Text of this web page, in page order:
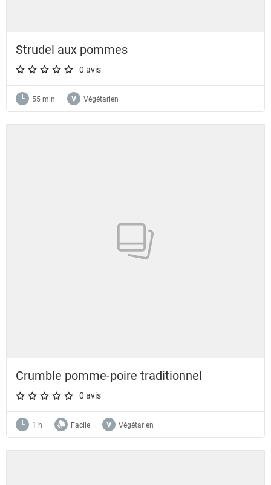
Strudel aux pommes
A star rating of 0 out of 5.
0 avis
55 min Végétarien
Crumble pomme-poire traditionnel
A star rating of 0 out of 5.
0 avis
1 h Facile Végétarien